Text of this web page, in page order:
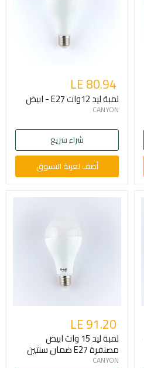
LE 80.94
لمبة ليد 12وات E27 - ابيض
CANYON
شراء سريع
أضف لعربة التسوق
LE 91.20
لمبة ليد 15 وات ابيض
مصنفرة E27 ضمان سنتين
CANYON